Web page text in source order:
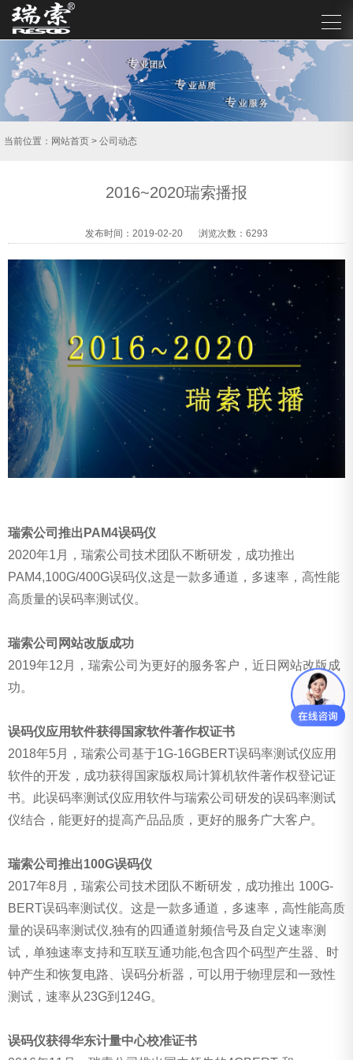
当前位置： 网站首页 > 公司动态
2016~2020瑞索播报
发布时间：2019-02-20 浏览次数：6293
瑞索公司推出PAM4误码仪
2020年1月，瑞索公司技术团队不断研发，成功推出
PAM4,100G/400G误码仪,这是一款多通道，多速率，高性能
高质量的误码率测试仪。
瑞索公司网站改版成功
2019年12月，瑞索公司为更好的服务客户，近日网站改版成
功。
误码仪应用软件获得国家软件著作权证书
2018年5月，瑞索公司基于1G-16GBERT误码率测试仪应用
软件的开发，成功获得国家版权局计算机软件著作权登记证
书。此误码率测试仪应用软件与瑞索公司研发的误码率测试
仪结合，能更好的提高产品品质，更好的服务广大客户。
瑞索公司推出100G误码仪
2017年8月，瑞索公司技术团队不断研发，成功推出 100G-
BERT误码率测试仪。这是一款多通道，多速率，高性能高质
量的误码率测试仪,独有的四通道射频信号及自定义速率测
试，单独速率支持和互联互通功能,包含四个码型产生器、时
钟产生和恢复电路、误码分析器，可以用于物理层和一致性
测试，速率从23G到124G。
误码仪获得华东计量中心校准证书